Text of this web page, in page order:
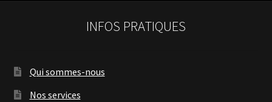
INFOS PRATIQUES
Qui sommes-nous
Nos services